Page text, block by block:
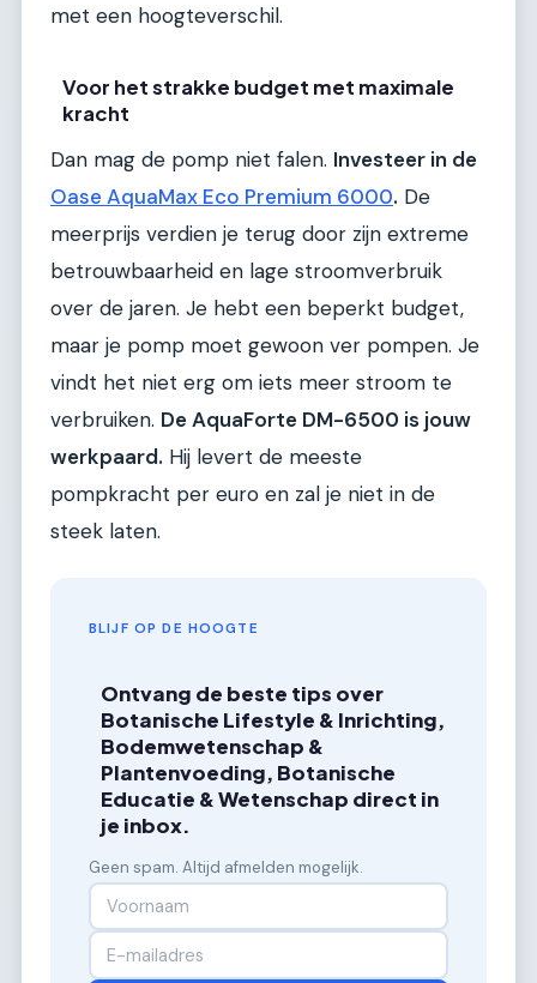
met een hoogteverschil.
Voor het strakke budget met maximale
kracht
Dan mag de pomp niet falen. Investeer in de
Oase AquaMax Eco Premium 6000. De
meerprijs verdien je terug door zijn extreme
betrouwbaarheid en lage stroomverbruik
over de jaren. Je hebt een beperkt budget,
maar je pomp moet gewoon ver pompen. Je
vindt het niet erg om iets meer stroom te
verbruiken. De AquaForte DM-6500 is jouw
werkpaard. Hij levert de meeste
pompkracht per euro en zal je niet in de
steek laten.
BLIJF OP DE HOOGTE
Ontvang de beste tips over
Botanische Lifestyle & Inrichting,
Bodemwetenschap &
Plantenvoeding, Botanische
Educatie & Wetenschap direct in
je inbox.
Geen spam. Altijd afmelden mogelijk.